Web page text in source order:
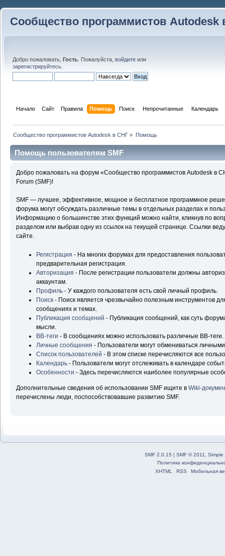
Сообщество программистов Autodesk
Добро пожаловать, Гость . Пожалуйста, войдите или
зарегистрируйтесь
Начало Сайт Правила Помощь Поиск Непрочитанные Календарь
Сообщество программистов Autodesk в СНГ » Помощь
Помощь пользователям SMF
Добро пожаловать на форум «Сообщество программистов Autodesk в
Forum (SMF)!
SMF — лучшее, эффективное, мощное и бесплатное программное
форума могут обсуждать различные темы в отдельных разделах и
Информацию о большинстве этих функций можно найти, кликнув по
разделом или выбрав одну из ссылок на текущей странице. Ссылки
сайте.
Регистрация - На многих форумах для предоставления
предварительная регистрация.
Авторизация - После регистрации пользователи должны
аккаунтам.
Профиль - У каждого пользователя есть свой личный профиль.
Поиск - Поиск является чрезвычайно полезным инструментов
сообщениях и темах.
Публикация сообщений - Публикация сообщений, как суть
мысли.
BB-теги - В сообщениях можно использовать различные BB-теги.
Личные сообщения - Пользователи могут обмениваться
Список пользователей - В этом списке перечисляются все
Календарь - Пользователи могут отслеживать в календаре
Особенности - Здесь перечисляются наиболее популярные
Дополнительные сведения об использовании SMF ищите вWiki-
перечислены люди, поспособствовавшие развитию SMF.
SMF 2.0.15 | SMF © 2011, Simple
Политика
XHTML
RSS Мобильная